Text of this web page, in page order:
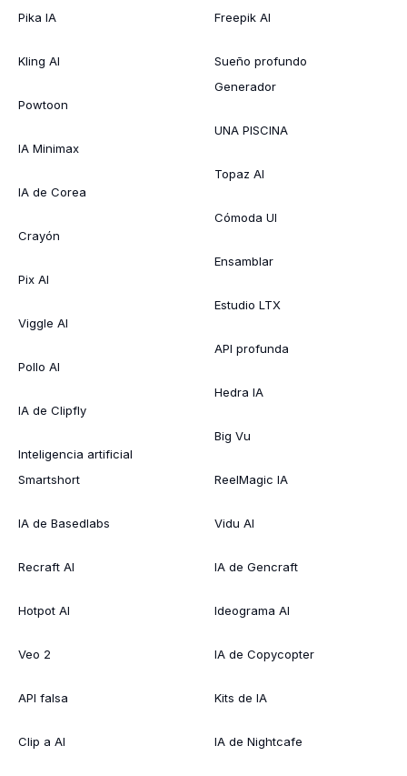
Pika IA
Kling AI
Powtoon
IA Minimax
IA de Corea
Crayón
Pix AI
Viggle AI
Pollo AI
IA de Clipfly
Inteligencia artificial
Smartshort
IA de Basedlabs
Recraft AI
Hotpot AI
Veo 2
API falsa
Clip a AI
Freepik AI
Sueño profundo
Generador
UNA PISCINA
Topaz AI
Cómoda UI
Ensamblar
Estudio LTX
API profunda
Hedra IA
Big Vu
ReelMagic IA
Vidu AI
IA de Gencraft
Ideograma AI
IA de Copycopter
Kits de IA
IA de Nightcafe